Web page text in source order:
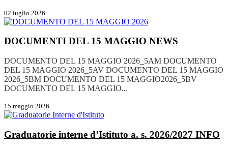
02 luglio 2026
DOCUMENTI DEL 15 MAGGIO NEWS
DOCUMENTO DEL 15 MAGGIO 2026_5AM DOCUMENTO
DEL 15 MAGGIO 2026_5AV DOCUMENTO DEL 15 MAGGIO
2026_5BM DOCUMENTO DEL 15 MAGGIO2026_5BV
DOCUMENTO DEL 15 MAGGIO...
15 maggio 2026
Graduatorie interne d’Istituto a. s. 2026/2027 INFO